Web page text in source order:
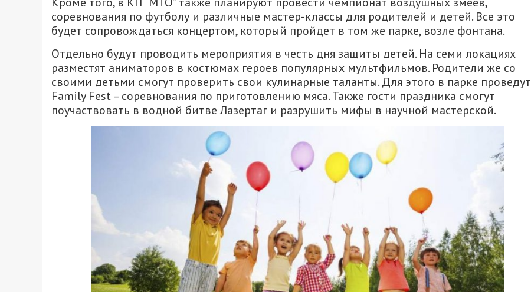
соревнования по футболу и различные мастер-классы для родителей и детей. Все это
будет сопровождаться концертом, который пройдет в том же парке, возле фонтана.
Отдельно будут проводить мероприятия в честь дня защиты детей. На семи локациях
разместят аниматоров в костюмах героев популярных мультфильмов. Родители же со
своими детьми смогут проверить свои кулинарные таланты. Для этого в парке проведут
Family Fest – соревнования по приготовлению мяса. Также гости праздника смогут
поучаствовать в водной битве Лазертаг и разрушить мифы в научной мастерской.